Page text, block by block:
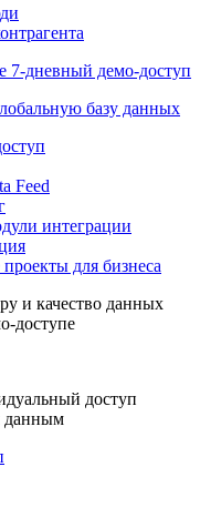
запросы
и облигаций
7-дневный
базу данных
Feed
для бизнеса
и качество данных
доступе
доступ